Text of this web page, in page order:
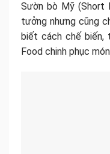
Sườn bò Mỹ (Short
tưởng nhưng cũng
biết cách chế biến,
Food chinh phục